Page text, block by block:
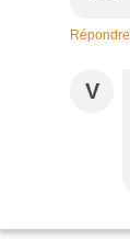
Répondre
V